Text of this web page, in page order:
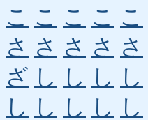
こ こ こ こ こ
さ さ さ さ さ
ざ し し し し
し し し し し